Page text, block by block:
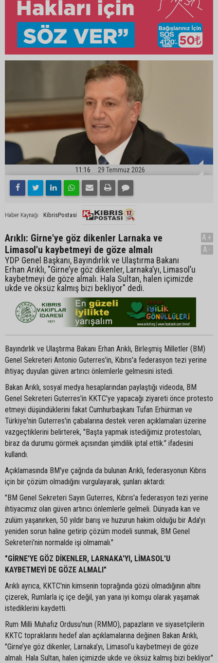
11:16 29 Temmuz 2026
Haber Kaynağı KibrisPostasi
Arıklı: Girne'ye göz dikenler Larnaka ve
Limasol'u kaybetmeyi de göze almalı
YDP Genel Başkanı, Bayındırlık ve Ulaştırma Bakanı
Erhan Arıklı, "Girne’ye göz dikenler, Larnaka’yı, Limasol’u
kaybetmeyi de göze almalı. Hala Sultan, halen içimizde
ukde ve öksüz kalmış bizi bekliyor" dedi.
A+
A-
Bayındırlık ve Ulaştırma Bakanı Erhan Arıklı, Birleşmiş Milletler (BM)
Genel Sekreteri Antonio Guterres'in, Kıbrıs'a federasyon tezi yerine
ihtiyaç duyulan güven artırıcı önlemlerle gelmesini istedi.
Bakan Arıklı, sosyal medya hesaplarından paylaştığı videoda, BM
Genel Sekreteri Guterres'in KKTC'ye yapacağı ziyareti önce protesto
etmeyi düşündüklerini fakat Cumhurbaşkanı Tufan Erhürman ve
Türkiye'nin Guterres'in çabalarına destek veren açıklamaları üzerine
vazgeçtiklerini belirterek, "Başta yapmak istediğimiz protestoları,
biraz da durumu görmek açısından şimdilik iptal ettik." ifadesini
kullandı.
Açıklamasında BM'ye çağrıda da bulunan Arıklı, federasyonun Kıbrıs
için bir çözüm olmadığını vurgulayarak, şunları aktardı:
"BM Genel Sekreteri Sayın Guterres, Kıbrıs'a federasyon tezi yerine
ihtiyacımız olan güven artırıcı önlemlerle gelmeli. Dünyada kan ve
zulüm yaşanırken, 50 yıldır barış ve huzurun hakim olduğu bir Ada'yı
yeniden sorun haline getirip çözüm modeli sunmak, BM Genel
Sekreteri'nin normalde işi olmamalı."
"GİRNE'YE GÖZ DİKENLER, LARNAKA'YI, LİMASOL'U
KAYBETMEYİ DE GÖZE ALMALI"
Arıklı ayrıca, KKTC'nin kimsenin toprağında gözü olmadığının altını
çizerek, Rumlarla iç içe değil, yan yana iyi komşu olarak yaşamak
istediklerini kaydetti.
Rum Milli Muhafız Ordusu'nun (RMMO), papazların ve siyasetçilerin
KKTC topraklarını hedef alan açıklamalarına değinen Bakan Arıklı,
"Girne’ye göz dikenler, Larnaka’yı, Limasol’u kaybetmeyi de göze
almalı. Hala Sultan, halen içimizde ukde ve öksüz kalmış bizi bekliyor"